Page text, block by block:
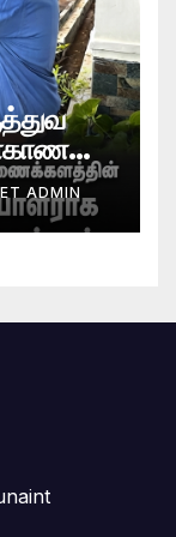
அன்டன்
ADMIN